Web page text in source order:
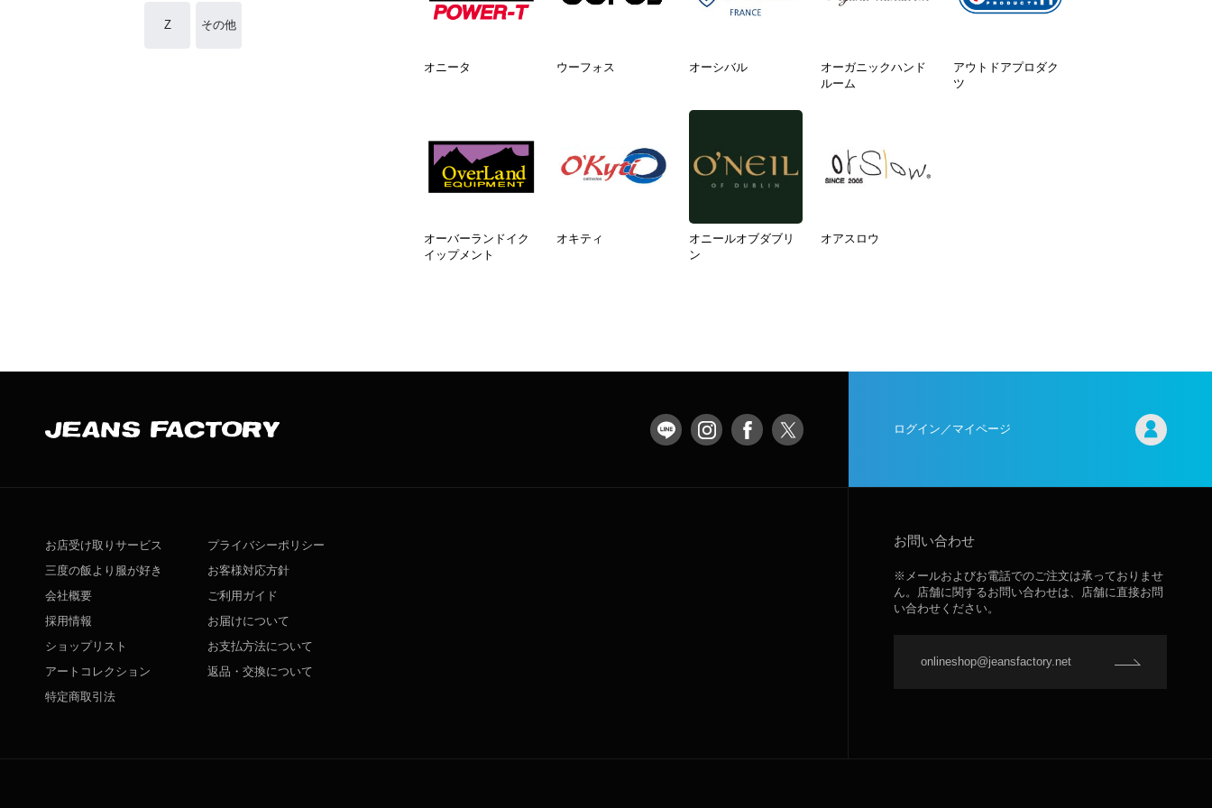
Z その他
オニータ ウーフォス オーシバル
オーガニックハンド
ルーム
アウトドアプロダク
ツ
オーバーランドイク
イップメント
オキティ
オニールオブダブリ
ン
オアスロウ
ログイン／マイページ
お店受け取りサービス
三度の飯より服が好き
会社概要
採用情報
ショップリスト
アートコレクション
特定商取引法
プライバシーポリシー
お客様対応方針
ご利用ガイド
お届けについて
お支払方法について
返品・交換について
お問い合わせ
※メールおよびお電話でのご注文は承っておりませ
ん。店舗に関するお問い合わせは、店舗に直接お問
い合わせください。
onlineshop@jeansfactory.net